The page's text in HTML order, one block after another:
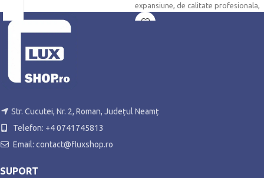
expansiune, de calitate profesionala,
Str. Cucutei, Nr. 2, Roman, Județul Neamț
Telefon: +4 0741745813
Email: contact@fluxshop.ro
SUPORT